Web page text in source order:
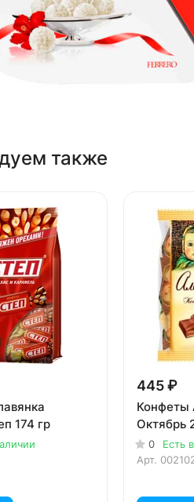
также
174 гр
445 ₽
Конфеты
Октябрь
0
Есть
Арт.